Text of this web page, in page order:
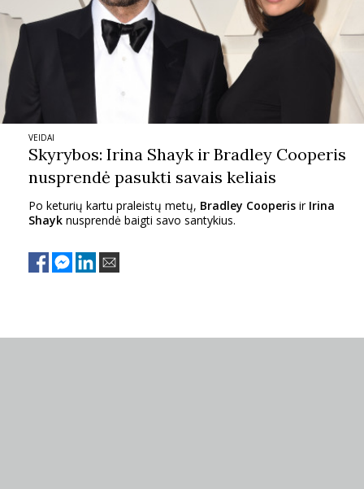
VEIDAI
Skyrybos: Irina Shayk ir Bradley Cooperis
nusprendė pasukti savais keliais
Po keturių kartu praleistų metų, Bradley Cooperisir Irina
Shayknusprendė baigti savo santykius.